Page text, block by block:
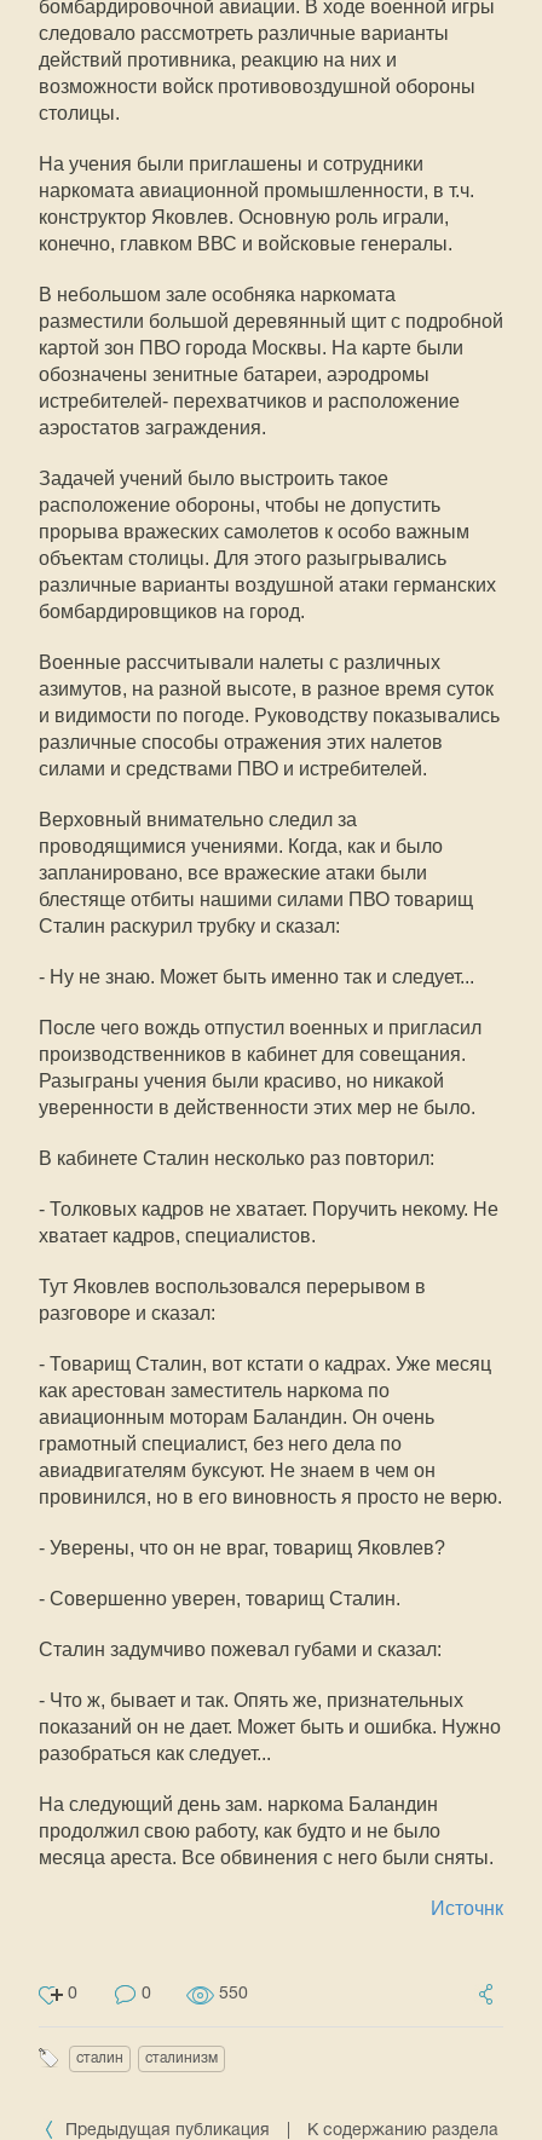
бомбардировочной авиации. В ходе военной игры
следовало рассмотреть различные варианты
действий противника, реакцию на них и
возможности войск противовоздушной обороны
столицы.
На учения были приглашены и сотрудники
наркомата авиационной промышленности, в т.ч.
конструктор Яковлев. Основную роль играли,
конечно, главком ВВС и войсковые генералы.
В небольшом зале особняка наркомата
разместили большой деревянный щит с подробной
картой зон ПВО города Москвы. На карте были
обозначены зенитные батареи, аэродромы
истребителей- перехватчиков и расположение
аэростатов заграждения.
Задачей учений было выстроить такое
расположение обороны, чтобы не допустить
прорыва вражеских самолетов к особо важным
объектам столицы. Для этого разыгрывались
различные варианты воздушной атаки германских
бомбардировщиков на город.
Военные рассчитывали налеты с различных
азимутов, на разной высоте, в разное время суток
и видимости по погоде. Руководству показывались
различные способы отражения этих налетов
силами и средствами ПВО и истребителей.
Верховный внимательно следил за
проводящимися учениями. Когда, как и было
запланировано, все вражеские атаки были
блестяще отбиты нашими силами ПВО товарищ
Сталин раскурил трубку и сказал:
- Ну не знаю. Может быть именно так и следует...
После чего вождь отпустил военных и пригласил
производственников в кабинет для совещания.
Разыграны учения были красиво, но никакой
уверенности в действенности этих мер не было.
В кабинете Сталин несколько раз повторил:
- Толковых кадров не хватает. Поручить некому. Не
хватает кадров, специалистов.
Тут Яковлев воспользовался перерывом в
разговоре и сказал:
- Товарищ Сталин, вот кстати о кадрах. Уже месяц
как арестован заместитель наркома по
авиационным моторам Баландин. Он очень
грамотный специалист, без него дела по
авиадвигателям буксуют. Не знаем в чем он
провинился, но в его виновность я просто не верю.
- Уверены, что он не враг, товарищ Яковлев?
- Совершенно уверен, товарищ Сталин.
Сталин задумчиво пожевал губами и сказал:
- Что ж, бывает и так. Опять же, признательных
показаний он не дает. Может быть и ошибка. Нужно
разобраться как следует...
На следующий день зам. наркома Баландин
продолжил свою работу, как будто и не было
месяца ареста. Все обвинения с него были сняты.
Источнк
0 0 550
сталин сталинизм
Предыдущая публикация
К содержанию раздела